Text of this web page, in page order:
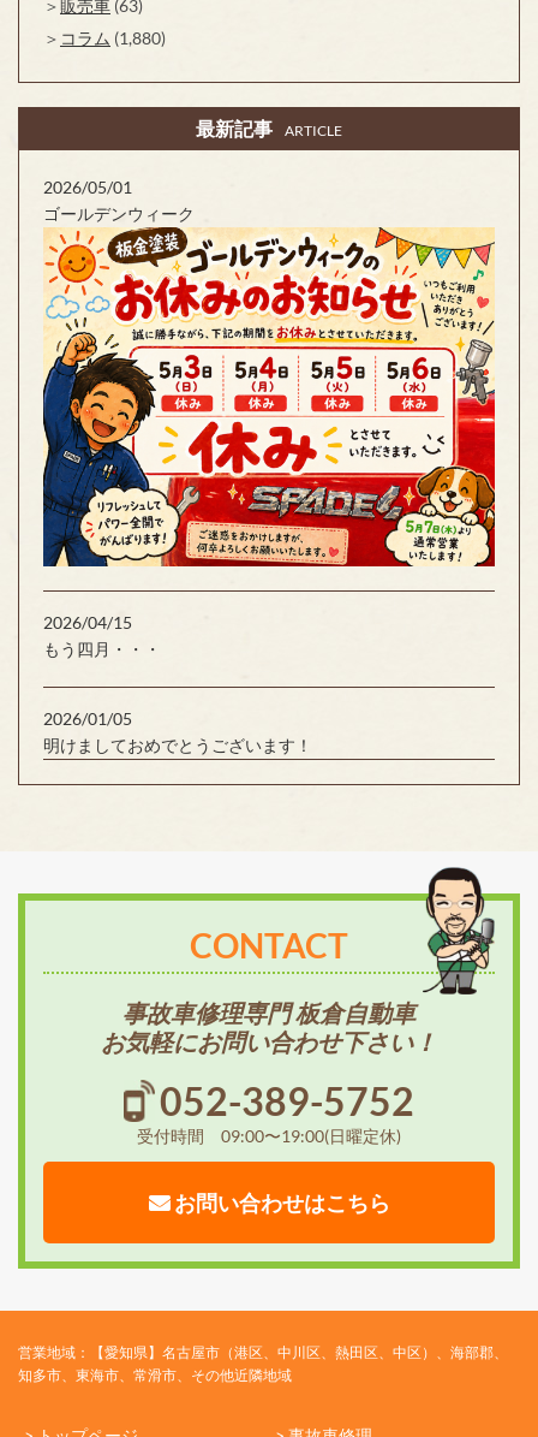
販売車 (63)
コラム (1,880)
最新記事 ARTICLE
2026/05/01
ゴールデンウィーク
2026/04/15
もう四月・・・
2026/01/05
明けましておめでとうございます！
CONTACT
事故車修理専門 板倉自動車
お気軽にお問い合わせ下さい！
052-389-5752
受付時間 09:00〜19:00(日曜定休)
お問い合わせはこちら
営業地域：【愛知県】名古屋市（港区、中川区、熱田区、中区）、海部郡、
知多市、東海市、常滑市、その他近隣地域